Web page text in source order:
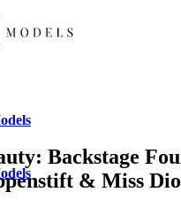
Backstage
& Miss